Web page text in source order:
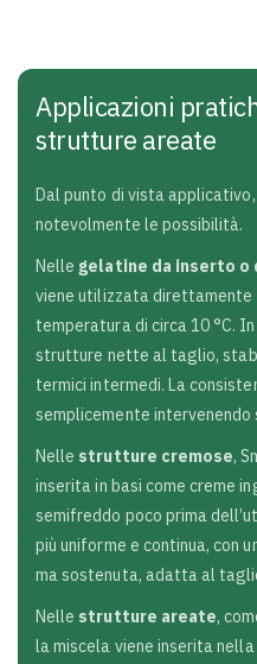
Applicazioni
strutture areate
Dal punto di vista
notevolmente le possibilità.
Nelle gelatine da inserto o
viene utilizzata direttamente
temperatura di circa 10 °C.
strutture nette al taglio,
termici intermedi. La
semplicemente intervenendo
Nelle strutture cremose,
inserita in basi come creme
semifreddo poco prima
più uniforme e continua, con
ma sostenuta, adatta al
Nelle strutture areate,
la miscela viene inserita